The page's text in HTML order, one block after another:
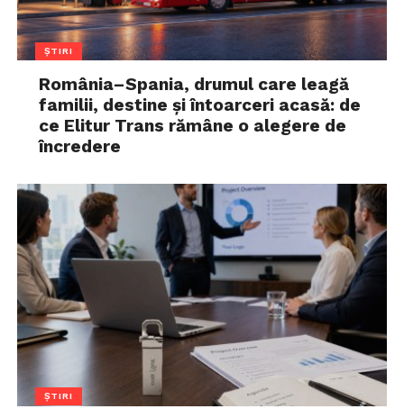
ȘTIRI
România–Spania, drumul care leagă
familii, destine și întoarceri acasă: de
ce Elitur Trans rămâne o alegere de
încredere
ȘTIRI